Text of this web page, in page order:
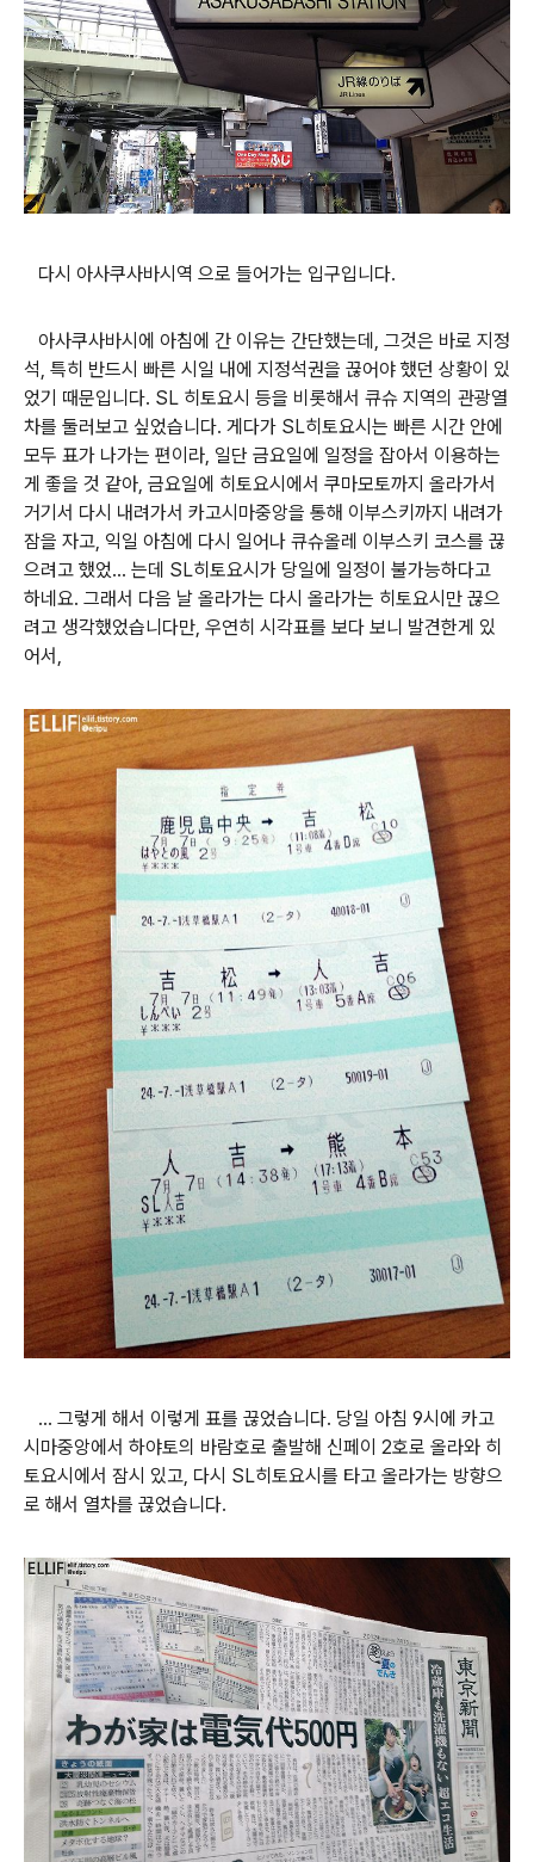
다시 아사쿠사바시역 으로 들어가는 입구입니다.
아사쿠사바시에 아침에 간 이유는 간단했는데, 그것은 바로 지정
석, 특히 반드시 빠른 시일 내에 지정석권을 끊어야 했던 상황이 있
었기 때문입니다. SL 히토요시 등을 비롯해서 큐슈 지역의 관광열
차를 둘러보고 싶었습니다. 게다가 SL히토요시는 빠른 시간 안에
모두 표가 나가는 편이라, 일단 금요일에 일정을 잡아서 이용하는
게 좋을 것 같아, 금요일에 히토요시에서 쿠마모토까지 올라가서
거기서 다시 내려가서 카고시마중앙을 통해 이부스키까지 내려가
잠을 자고, 익일 아침에 다시 일어나 큐슈올레 이부스키 코스를 끊
으려고 했었... 는데 SL히토요시가 당일에 일정이 불가능하다고
하네요. 그래서 다음 날 올라가는 다시 올라가는 히토요시만 끊으
려고 생각했었습니다만, 우연히 시각표를 보다 보니 발견한게 있
어서,
... 그렇게 해서 이렇게 표를 끊었습니다. 당일 아침 9시에 카고
시마중앙에서 하야토의 바람호로 출발해 신페이 2호로 올라와 히
토요시에서 잠시 있고, 다시 SL히토요시를 타고 올라가는 방향으
로 해서 열차를 끊었습니다.